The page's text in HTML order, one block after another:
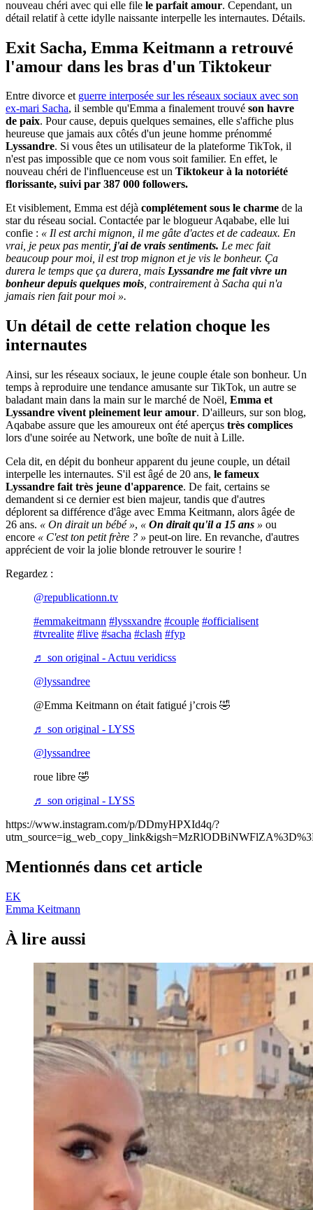
nouveau chéri avec qui elle file le parfait amour. Cependant, un
détail relatif à cette idylle naissante interpelle les internautes. Détails.
Exit Sacha, Emma Keitmann a retrouvé
l'amour dans les bras d'un Tiktokeur
Entre divorce et guerre interposée sur les réseaux sociaux avec son
ex-mari Sacha, il semble qu'Emma a finalement trouvé son havre
de paix. Pour cause, depuis quelques semaines, elle s'affiche plus
heureuse que jamais aux côtés d'un jeune homme prénommé
Lyssandre. Si vous êtes un utilisateur de la plateforme TikTok, il
n'est pas impossible que ce nom vous soit familier. En effet, le
nouveau chéri de l'influenceuse est un Tiktokeur à la notoriété
florissante, suivi par 387 000 followers.
Et visiblement, Emma est déjà complétement sous le charme de la
star du réseau social. Contactée par le blogueur Aqababe, elle lui
confie : « Il est archi mignon, il me gâte d'actes et de cadeaux. En
vrai, je peux pas mentir, j'ai de vrais sentiments. Le mec fait
beaucoup pour moi, il est trop mignon et je vis le bonheur. Ça
durera le temps que ça durera, mais Lyssandre me fait vivre un
bonheur depuis quelques mois, contrairement à Sacha qui n'a
jamais rien fait pour moi ».
Un détail de cette relation choque les
internautes
Ainsi, sur les réseaux sociaux, le jeune couple étale son bonheur. Un
temps à reproduire une tendance amusante sur TikTok, un autre se
baladant main dans la main sur le marché de Noël, Emma et
Lyssandre vivent pleinement leur amour. D'ailleurs, sur son blog,
Aqababe assure que les amoureux ont été aperçus très complices
lors d'une soirée au Network, une boîte de nuit à Lille.
Cela dit, en dépit du bonheur apparent du jeune couple, un détail
interpelle les internautes. S'il est âgé de 20 ans, le fameux
Lyssandre fait très jeune d'apparence. De fait, certains se
demandent si ce dernier est bien majeur, tandis que d'autres
déplorent sa différence d'âge avec Emma Keitmann, alors âgée de
26 ans. « On dirait un bébé », « On dirait qu'il a 15 ans » ou
encore « C'est ton petit frère ? » peut-on lire. En revanche, d'autres
apprécient de voir la jolie blonde retrouver le sourire !
Regardez :
@republicationn.tv
#emmakeitmann #lyssxandre #couple #officialisent
#tvrealite #live #sacha #clash #fyp
♬ son original - Actuu veridicss
@lyssandree
@Emma Keitmann on était fatigué j’crois 🤣
♬ son original - LYSS
@lyssandree
roue libre 🤣
♬ son original - LYSS
https://www.instagram.com/p/DDmyHPXId4q/?
Mentionnés dans cet article
EK
Emma Keitmann
À lire aussi